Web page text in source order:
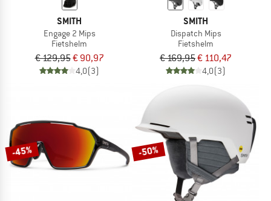
SMITH
Engage 2 Mips
Fietshelm
€ 129,95€ 90,97
4,0(3)
SMITH
Dispatch Mips
Fietshelm
€ 169,95€ 110,47
4,0(3)
-45% -50%